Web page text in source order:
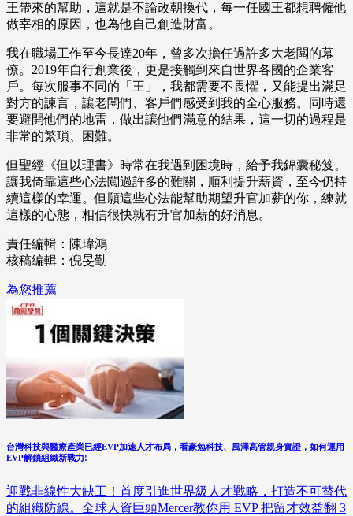
王帶來的幫助，這就是不論改朝換代，每一任國王都想聘僱他
做宰相的原因，也為他自己創造財富。
我在職場工作至今長達20年，曾多次擔任過許多大老闆的幕
僚。2019年自行創業後，更是接觸到來自世界各國的企業客
戶。每次服事不同的「王」，我都需要不畏懼，又能提出滿足
對方的諫言，讓老闆們、客戶們感受到我的全心服務。同時還
要避開他們的地雷，做出讓他們滿意的結果，這一切的過程是
非常的繁瑣、困難。
但聖經《但以理書》時常在我遇到困境時，給予我錦囊秘笈。
讓我倚靠這些心法闖過許多的難關，順利提升薪資，至今仍持
續這樣的幸運。但願這些心法能幫助期望升官加薪的你，練就
這樣的心態，相信很快就有升官加薪的好消息。
責任編輯：陳瑋鴻
核稿編輯：倪旻勤
為您推薦
台灣科技與醫療產業已經EVP加速人才布局，看豪勉科技、風澤高管親身實證，如何運用
EVP解鎖組織新戰力!
迎戰非線性大缺工！首度引進世界級人才戰略，打造不可替代
的組織防線。全球人資巨頭Mercer教你用 EVP 把留才效益翻 3